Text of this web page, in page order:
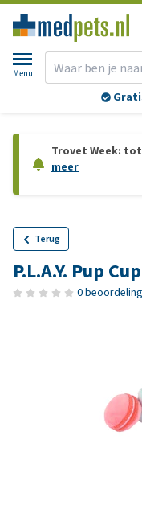
Menu
Trovet Week:
meer
Terug
P.L.A.Y. Pup
0